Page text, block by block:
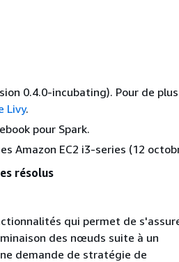
0.4.0-incubating). Pour de
Livy.
pour Spark.
Amazon EC2 i3-series (12
résolus
qui permet de
des nœuds suite à un
demande de stratégie de